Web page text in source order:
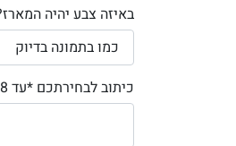
באיזה צבע יהיה
כיתוב לבחירתכם *עד 8 מילים